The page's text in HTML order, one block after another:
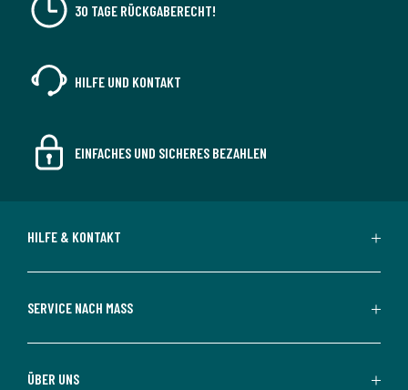
30 TAGE RÜCKGABERECHT!
HILFE UND KONTAKT
EINFACHES UND SICHERES BEZAHLEN
HILFE & KONTAKT
SERVICE NACH MASS
ÜBER UNS